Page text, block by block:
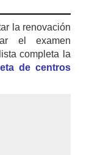
la renovación
el examen
completa la
de centros